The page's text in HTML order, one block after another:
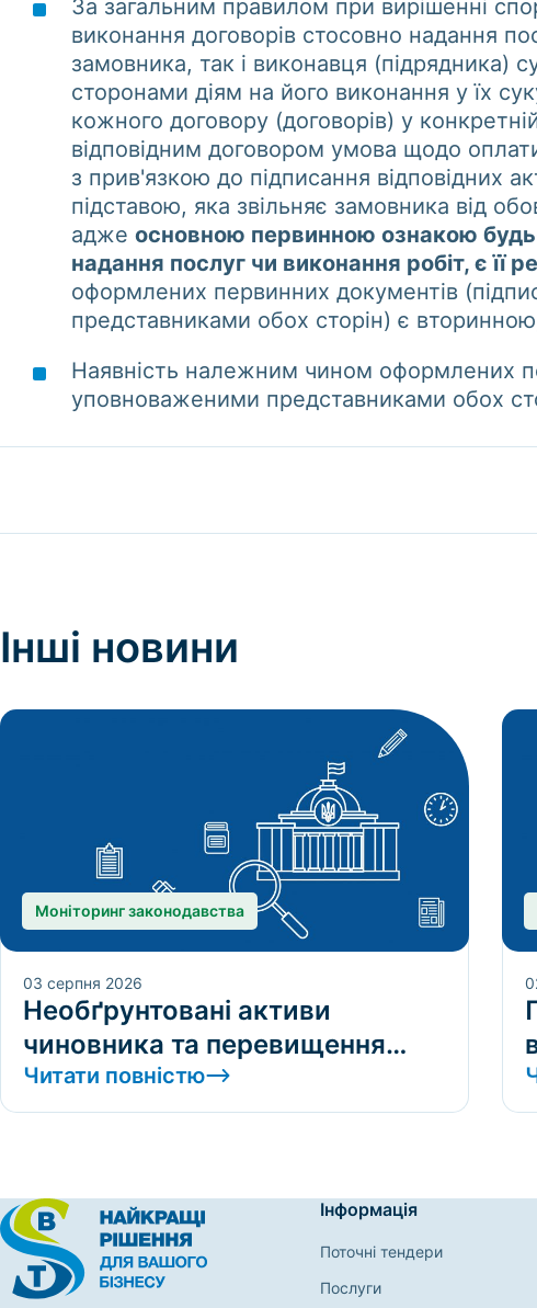
За загальним правилом при вирішенні
виконання договорів стосовно надання
замовника, так і виконавця (підрядника)
сторонами діям на його виконання у їх
кожного договору (договорів) у
відповідним договором умова щодо
з прив'язкою до підписання відповідних
підставою, яка звільняє замовника від
адже основною первинною ознакою будь-
надання послуг чи виконання робіт, є її
оформлених первинних документів
представниками обох сторін) є
Наявність належним чином оформлених
уповноваженими представниками обох
Інші новини
Моніторинг законодавства
03 серпня 2026
Необґрунтовані активи
чиновника та перевищення
службових повноважень:
позиції ВС
Читати повністю
Інформація
Поточні тендери
Послуги